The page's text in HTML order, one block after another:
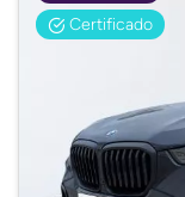
Certificado